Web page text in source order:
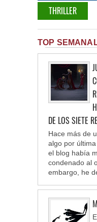
THRILLER
TOP
DE LOS SIETE
Hace más de
algo por
el blog había
condenado al
embargo, he